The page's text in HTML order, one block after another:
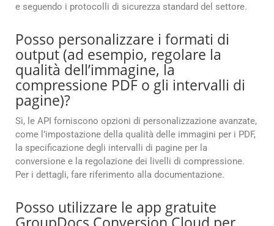
e seguendo i protocolli di sicurezza standard del settore.
Posso personalizzare i formati di
output (ad esempio, regolare la
qualità dell’immagine, la
compressione PDF o gli intervalli di
pagine)?
Sì, le API forniscono opzioni di personalizzazione avanzate,
come l’impostazione della qualità delle immagini per i PDF,
la specificazione degli intervalli di pagine per la
conversione e la regolazione dei livelli di compressione.
Per i dettagli, fare riferimento alla documentazione.
Posso utilizzare le app gratuite